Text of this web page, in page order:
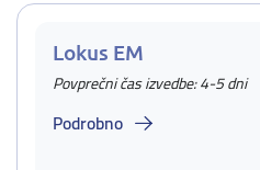
Lokus EM
Povprečni čas izvedbe: 4-5 dni
Podrobno